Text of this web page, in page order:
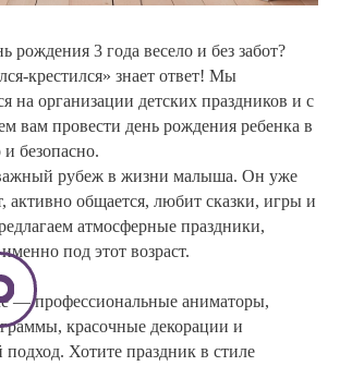
рождения 3 года весело и без забот?
крестился» знает ответ! Мы
на организации детских праздников и с
вам провести день рождения ребенка в
безопасно.
рубеж в жизни малыша. Он уже
активно общается, любит сказки, игры и
атмосферные праздники,
под этот возраст.
— профессиональные аниматоры,
красочные декорации и
Хотите праздник в стиле